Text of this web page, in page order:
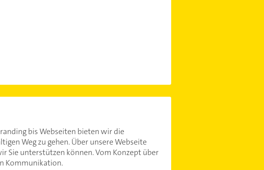
bis Webseiten bieten wir die
Weg zu gehen. Über unsere Webseite
Sie unterstützen können. Vom Konzept über
Kommunikation.